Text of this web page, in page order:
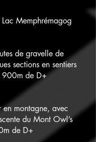
Memphrémagog
de gravelle de
sections en sentiers
900m de D+
en montagne, avec
du Mont Owl’s
de D+